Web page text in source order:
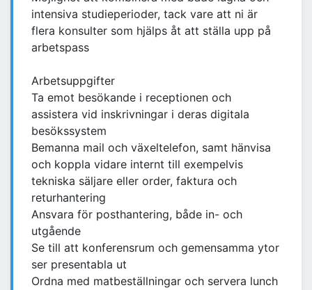
intensiva studieperioder, tack vare att ni är
flera konsulter som hjälps åt att ställa upp på
arbetspass
Arbetsuppgifter
Ta emot besökande i receptionen och
assistera vid inskrivningar i deras digitala
besökssystem
Bemanna mail och växeltelefon, samt hänvisa
och koppla vidare internt till exempelvis
tekniska säljare eller order, faktura och
returhantering
Ansvara för posthantering, både in- och
utgående
Se till att konferensrum och gemensamma ytor
ser presentabla ut
Ordna med matbeställningar och servera lunch